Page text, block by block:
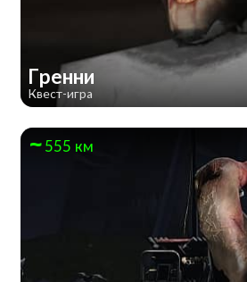
Гренни
Квест-игра
555 км